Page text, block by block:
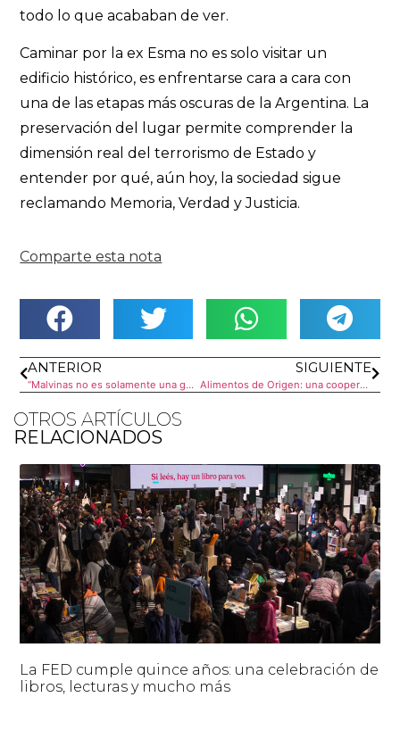
todo lo que acababan de ver.
Caminar por la ex Esma no es solo visitar un
edificio histórico, es enfrentarse cara a cara con
una de las etapas más oscuras de la Argentina. La
preservación del lugar permite comprender la
dimensión real del terrorismo de Estado y
entender por qué, aún hoy, la sociedad sigue
reclamando Memoria, Verdad y Justicia.
Comparte esta nota
ANTERIOR
“Malvinas no es solamente una guerra”
SIGUIENTE
Alimentos de Origen: una cooperativa por la soberanía alimentaria
OTROS ARTÍCULOS
RELACIONADOS
La FED cumple quince años: una celebración de
libros, lecturas y mucho más